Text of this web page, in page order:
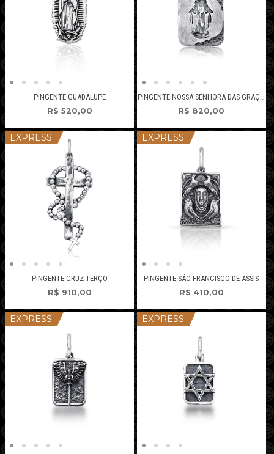
PINGENTE GUADALUPE
R$ 520,00
R$ 820,00
EXPRESS
PINGENTE CRUZ TERÇO
R$ 910,00
EXPRESS
PINGENTE SÃO FRANCISCO DE ASSIS
R$ 410,00
EXPRESS EXPRESS